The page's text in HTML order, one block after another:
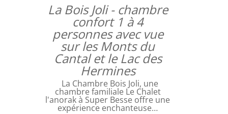
La Bois Joli - chambre
confort 1 à 4
personnes avec vue
sur les Monts du
Cantal et le Lac des
Hermines
La Chambre Bois Joli, une
chambre familiale Le Chalet
l'anorak à Super Besse offre une
expérience enchanteuse…